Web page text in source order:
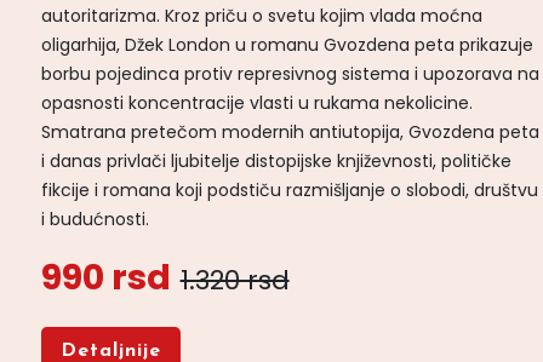
autoritarizma. Kroz priču o svetu kojim vlada moćna
oligarhija, Džek London u romanu Gvozdena peta prikazuje
borbu pojedinca protiv represivnog sistema i upozorava na
opasnosti koncentracije vlasti u rukama nekolicine.
Smatrana pretečom modernih antiutopija, Gvozdena peta
i danas privlači ljubitelje distopijske književnosti, političke
fikcije i romana koji podstiču razmišljanje o slobodi, društvu
i budućnosti.
990 rsd 1.320 rsd
Detaljnije